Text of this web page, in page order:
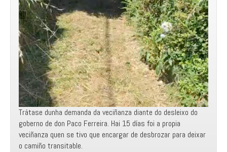
Partido
Popular
e
demandará
o
desdobramento
dunha
aula
de
27
alumnas
e
alumnos
Trátase dunha demanda da veciñanza diante do desleixo do
goberno de don Paco Ferreira. Hai 15 días foi a propia
veciñanza quen se tivo que encargar de desbrozar para deixar
o camiño transitable.